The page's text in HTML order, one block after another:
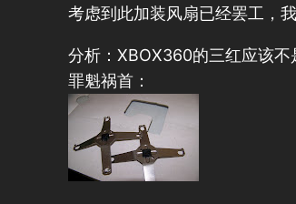
考虑到此加装风扇已经罢工，
分析：XBOX360的三红应该
罪魁祸首：